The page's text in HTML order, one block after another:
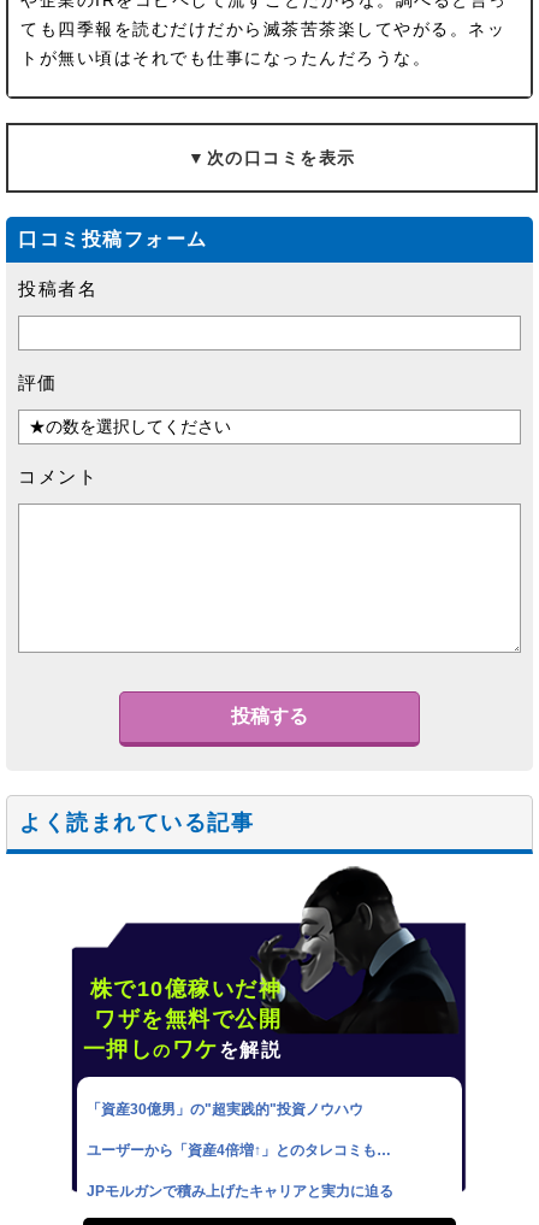
ても四季報を読むだけだから滅茶苦茶楽してやがる。ネッ
トが無い頃はそれでも仕事になったんだろうな。
▼次の口コミを表示
口コミ投稿フォーム
コメント
評価
投稿者名
よく読まれている記事
株で10億稼いだ神
ワザを無料で公開
一押しの ワケを解説
「資産30億男」の"超実践的"投資ノウハウ
ユーザーから「資産4倍増↑」とのタレコミも…
JPモルガンで積み上げたキャリアと実力に迫る